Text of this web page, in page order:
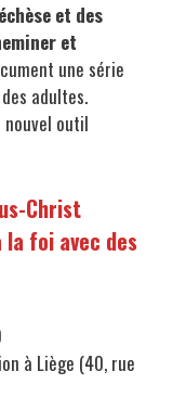
et des
et
une série
adultes.
outil
Christ
la foi avec des
à Liège (40, rue